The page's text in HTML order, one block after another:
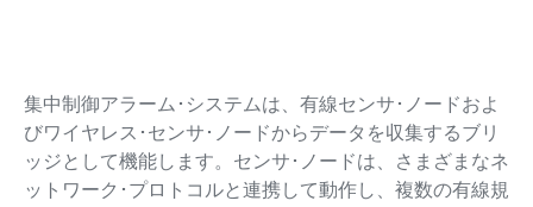
集中制御アラーム･システムは、有線センサ･ノードおよ
びワイヤレス･センサ･ノードからデータを収集するブリ
ッジとして機能します。センサ･ノードは、さまざまなネ
ットワーク･プロトコルと連携して動作し、複数の有線規